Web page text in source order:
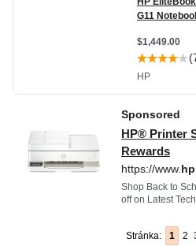
Stránka: 1 2